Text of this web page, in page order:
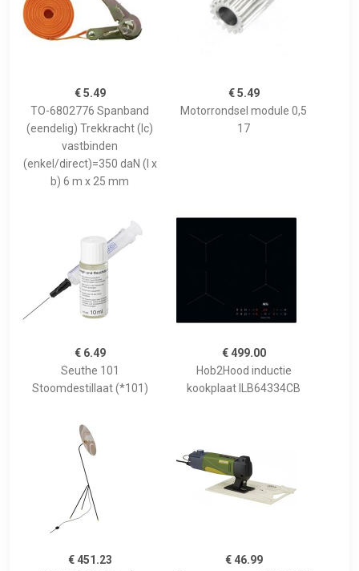
€ 5.49
TO-6802776 Spanband
(eendelig) Trekkracht (lc)
vastbinden
(enkel/direct)=350 daN (l x
b) 6 m x 25 mm
€ 5.49
Motorrondsel module 0,5
17
€ 6.49
Seuthe 101
Stoomdestillaat (*101)
€ 499.00
Hob2Hood inductie
kookplaat ILB64334CB
€ 451.23
€ 46.99